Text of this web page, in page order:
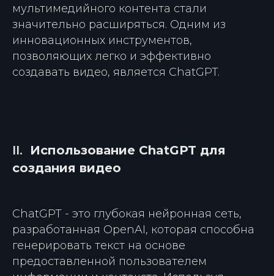
мультимедийного контента стали
значительно расширяться. Одним из
инновационных инструментов,
позволяющих легко и эффективно
создавать видео, является ChatGPT.
II.
Использование ChatGPT для
создания видео
ChatGPT - это глубокая нейронная сеть,
разработанная OpenAI, которая способна
генерировать текст на основе
предоставленной пользователем